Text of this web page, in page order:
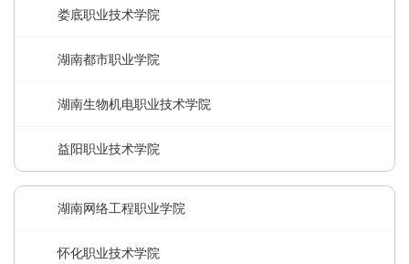
娄底职业技术学院
湖南都市职业学院
湖南生物机电职业技术学院
益阳职业技术学院
湖南网络工程职业学院
怀化职业技术学院